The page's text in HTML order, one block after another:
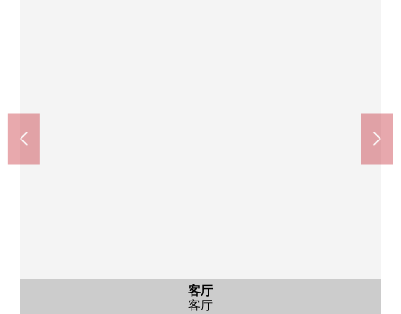
客厅
客厅
客厅
客厅
室内
室内
阳台
阳台
院子
从东南一侧阳台希望东南一侧。
室内
室内
室内
室内
厨房
厨房
厨房
厨房
外观
是阪急千里线"千里山"车站步行9分钟的良好地理位置。
其他当地
自行车停放处
外观
外观
其他当地
垃圾堆放处
停车场
其他当地
摩托车堆放处
入口
大厅入口
入口
其他当地
集合邮筒
千里第2小学(约400m)
吹田市立第一中学(约1310m)
BiVi千里山(约640m)
阪急千里线"千里山"车站(约690m)
关西超市佐井寺商店(约600m)
全家便利店吹田千里山高冢商店(约770m)
吹田市立千里山、佐井寺图书馆(约500m)
千里山鲸保育园(约730m)